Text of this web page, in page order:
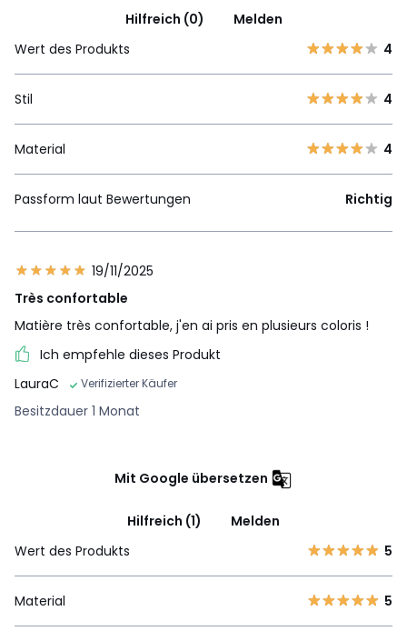
Hilfreich (0)
Melden
Wert des Produkts
4
Stil 4
Material 4
Passform laut Bewertungen Richtig
19/11/2025
Très confortable
Matière très confortable, j'en ai pris en plusieurs coloris !
Ich empfehle dieses Produkt
LauraC
Verifizierter Käufer
Besitzdauer 1 Monat
Mit Google übersetzen
Hilfreich (1)
Melden
Wert des Produkts
5
Material 5